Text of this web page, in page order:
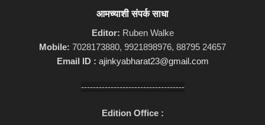
आमच्याशी संपर्क साधा
Editor: Ruben Walke
Mobile: 7028173880, 9921898976, 88795 24657
Email ID : ajinkyabharat23@gmail.com
-----------------------------------
Edition Office :